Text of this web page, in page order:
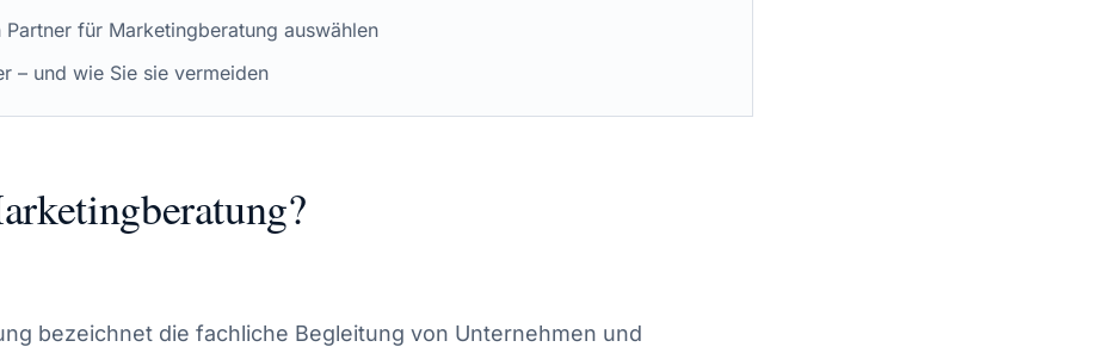
Partner für Marketingberatung auswählen
– und wie Sie sie vermeiden
bezeichnet die fachliche Begleitung von Unternehmen und